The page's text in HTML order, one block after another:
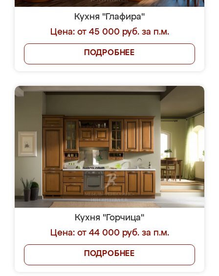
Кухня "Глафира"
Цена: от 45 000 руб. за п.м.
ПОДРОБНЕЕ
Кухня "Горчица"
Цена: от 44 000 руб. за п.м.
ПОДРОБНЕЕ